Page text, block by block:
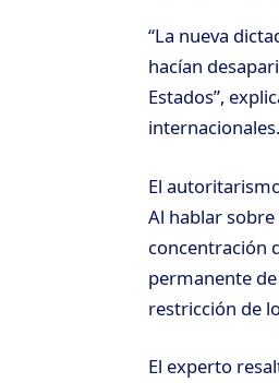
“La nueva
hacían
Estados”,
internacionales.
El
Al hablar
concentración
permanente
restricción de
El experto